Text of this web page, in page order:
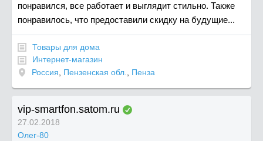
понравился, все работает и выглядит стильно. Также
понравилось, что предоставили скидку на будущие...
Товары для дома
Интернет-магазин
Россия
Пензенская обл. Пенза
vip-smartfon.satom.ru
27.02.2018
Олег-80